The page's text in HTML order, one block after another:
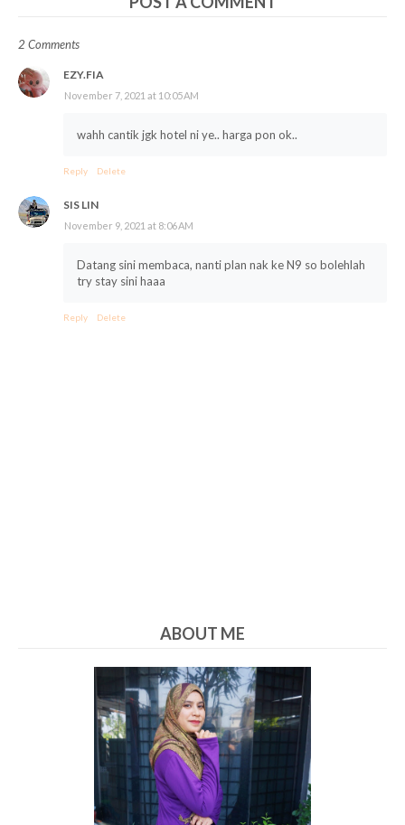
2 Comments
EZY.FIA
November 7, 2021 at 10:05 AM
wahh cantik jgk hotel ni ye.. harga pon ok..
Reply Delete
SIS LIN
November 9, 2021 at 8:06 AM
Datang sini membaca, nanti plan nak ke N9 so bolehlah
try stay sini haaa
Reply Delete
ABOUT ME